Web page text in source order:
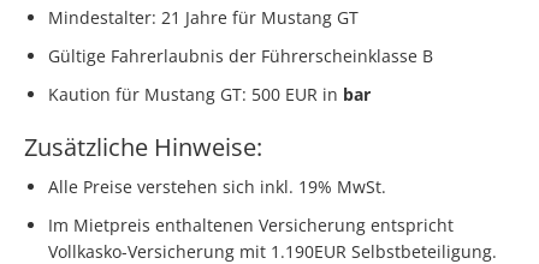
Mindestalter: 21 Jahre für Mustang GT
Gültige Fahrerlaubnis der Führerscheinklasse B
Kaution für Mustang GT: 500 EUR in bar
Zusätzliche Hinweise:
Alle Preise verstehen sich inkl. 19% MwSt.
Im Mietpreis enthaltenen Versicherung entspricht
Vollkasko-Versicherung mit 1.190EUR Selbstbeteiligung.